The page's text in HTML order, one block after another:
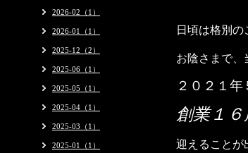
日頃は格別の
お陰さまで、
２０２１ 年
創業１
迎えることが
2026-02（1）
2026-01（1）
2025-12（2）
2025-06（1）
2025-05（1）
2025-04（1）
2025-03（1）
2025-01（1）